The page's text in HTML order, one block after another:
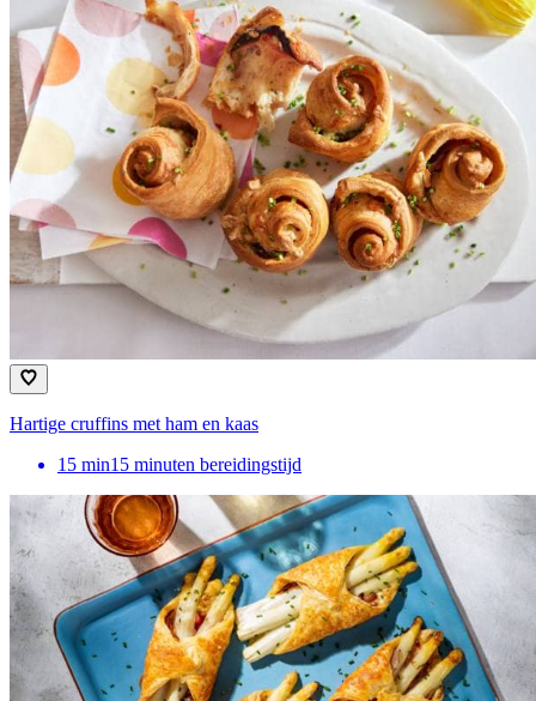
Hartige cruffins met ham en kaas
15 min15 minuten bereidingstijd